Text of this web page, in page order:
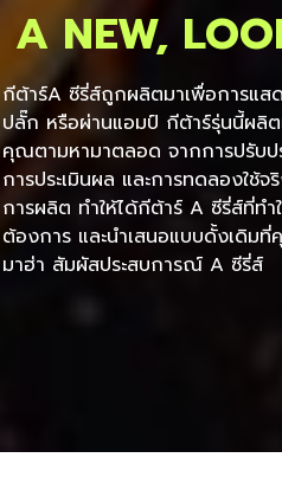
A NEW,
กีต้าร์A ซีรี่ส์ถูกผลิตมาเพื่อการแส
ปลั๊ก หรือผ่านแอมป์ กีต้าร์รุ่นนี้ผลิต
คุณตามหามาตลอด จากการปรับ
การประเมินผล และการทดลองใช้
การผลิต ทำให้ได้กีต้าร์ A ซีรี่ส์ที่ท
ต้องการ และนำเสนอแบบดั้งเดิม
มาฮ่า สัมผัสประสบการณ์ A ซีรี่ส์